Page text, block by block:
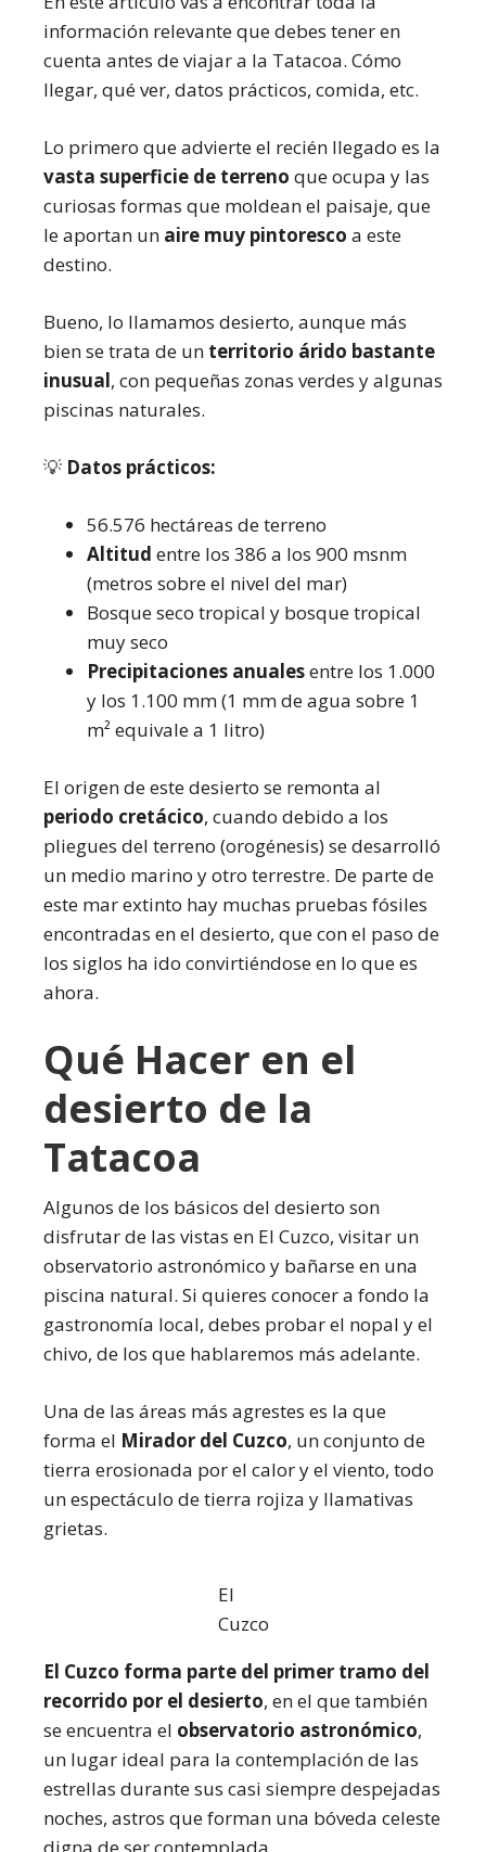
información relevante que debes tener en
cuenta antes de viajar a la Tatacoa. Cómo
llegar, qué ver, datos prácticos, comida, etc.
Lo primero que advierte el recién llegado es la
vasta superficie de terreno que ocupa y las
curiosas formas que moldean el paisaje, que
le aportan un aire muy pintoresco a este
destino.
Bueno, lo llamamos desierto, aunque más
bien se trata de un territorio árido bastante
inusual, con pequeñas zonas verdes y algunas
piscinas naturales.
💡 Datos prácticos:
56.576 hectáreas de terreno
Altitud entre los 386 a los 900 msnm
(metros sobre el nivel del mar)
Bosque seco tropical y bosque tropical
muy seco
Precipitaciones anualesentre los 1.000
y los 1.100 mm (1 mm de agua sobre 1
m² equivale a 1 litro)
El origen de este desierto se remonta al
periodo cretácico, cuando debido a los
pliegues del terreno (orogénesis) se desarrolló
un medio marino y otro terrestre. De parte de
este mar extinto hay muchas pruebas fósiles
encontradas en el desierto, que con el paso de
los siglos ha ido convirtiéndose en lo que es
ahora.
Qué Hacer en el
desierto de la
Tatacoa
Algunos de los básicos del desierto son
disfrutar de las vistas en El Cuzco, visitar un
observatorio astronómico y bañarse en una
piscina natural. Si quieres conocer a fondo la
gastronomía local, debes probar el nopal y el
chivo, de los que hablaremos más adelante.
Una de las áreas más agrestes es la que
forma el Mirador del Cuzco, un conjunto de
tierra erosionada por el calor y el viento, todo
un espectáculo de tierra rojiza y llamativas
grietas.
El
Cuzco
El Cuzco forma parte del primer tramo del
recorrido por el desierto, en el que también
se encuentra el observatorio astronómico,
un lugar ideal para la contemplación de las
estrellas durante sus casi siempre despejadas
noches, astros que forman una bóveda celeste